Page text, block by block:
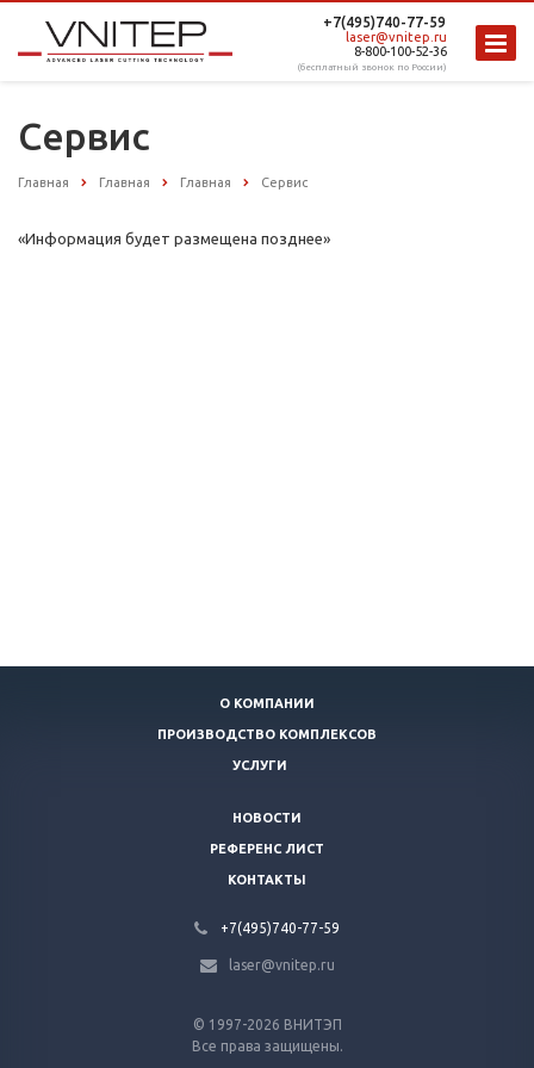
+7(495)740-77-59
laser@vnitep.ru
8-800-100-52-36
(бесплатный звонок по России)
Сервис
Главная Главная Главная Сервис
«Информация будет размещена позднее»
© 1997-2026 ВНИТЭП
Все права защищены.
О КОМПАНИИ
ПРОИЗВОДСТВО КОМПЛЕКСОВ
УСЛУГИ
НОВОСТИ
РЕФЕРЕНС ЛИСТ
КОНТАКТЫ
+7(495)740-77-59
laser@vnitep.ru